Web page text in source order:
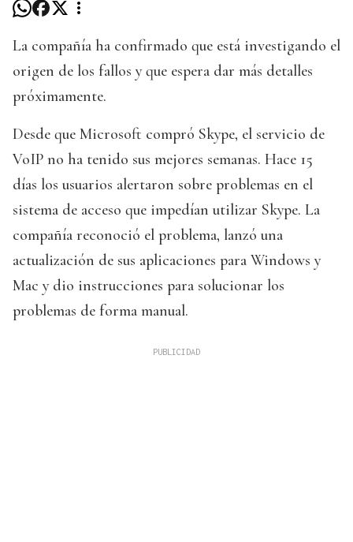
La compañía ha confirmado que está investigando el
origen de los fallos y que espera dar más detalles
próximamente.
Desde que Microsoft compró Skype, el servicio de
VoIP no ha tenido sus mejores semanas. Hace 15
días los usuarios alertaron sobre problemas en el
sistema de acceso que impedían utilizar Skype. La
compañía reconoció el problema, lanzó una
actualización de sus aplicaciones para Windows y
Mac y dio instrucciones para solucionar los
problemas de forma manual.